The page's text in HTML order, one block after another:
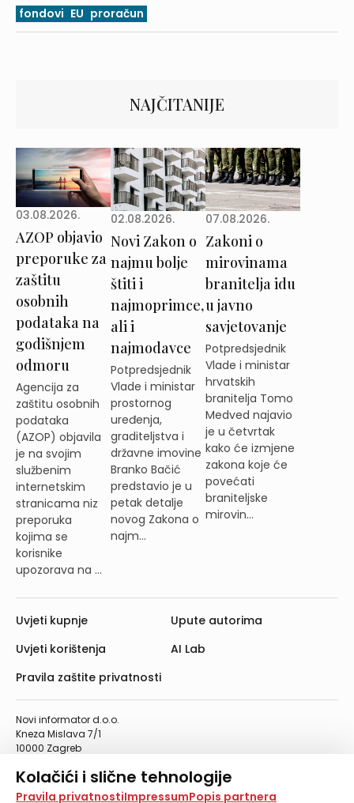
Kolačići i slične tehnologije
Na našoj web stranici koristimo kolačiće i slične
Pravila privatnostiImpressumPopis partnera
fondovi EU proračun
NAJČITANIJE
03.08.2026.
AZOP objavio
preporuke za
zaštitu
osobnih
podataka na
godišnjem
odmoru
Agencija za
zaštitu osobnih
podataka
(AZOP) objavila
je na svojim
službenim
internetskim
stranicama niz
preporuka
kojima se
korisnike
upozorava na ...
02.08.2026.
Novi Zakon o
najmu bolje
štiti i
najmoprimce,
ali i
najmodavce
Potpredsjednik
Vlade i ministar
prostornog
uređenja,
graditeljstva i
državne imovine
Branko Bačić
predstavio je u
petak detalje
novog Zakona o
najm...
07.08.2026.
Zakoni o
mirovinama
branitelja idu
u javno
savjetovanje
Potpredsjednik
Vlade i ministar
hrvatskih
branitelja Tomo
Medved najavio
je u četvrtak
kako će izmjene
zakona koje će
povećati
braniteljske
mirovin...
Novi informator d.o.o.
Kneza Mislava 7/1
10000 Zagreb
Telefaks: 01/4612-553
info@informator.hr
Uvjeti kupnje
Uvjeti korištenja
Pravila zaštite privatnosti
Upute autorima
AI Lab